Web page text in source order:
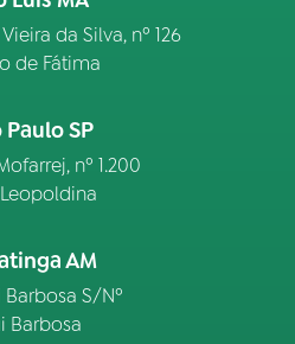
da Silva, nº 126
de Fátima
Paulo SP
nº 1.200
AM
Barbosa S/Nº
Barbosa